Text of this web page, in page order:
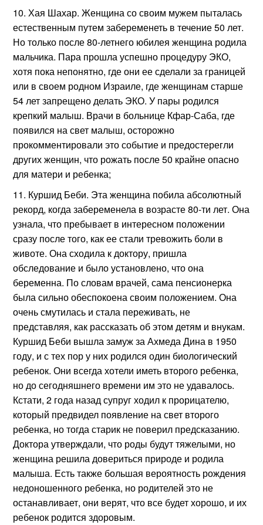
Хая Шахар. Женщина со своим мужем пыталась
естественным путем забеременеть в течение 50 лет.
Но только после 80-летнего юбилея женщина родила
мальчика. Пара прошла успешно процедуру ЭКО,
хотя пока непонятно, где они ее сделали за границей
или в своем родном Израиле, где женщинам старше
54 лет запрещено делать ЭКО. У пары родился
крепкий малыш. Врачи в больнице Кфар-Саба, где
появился на свет малыш, осторожно
прокомментировали это событие и предостерегли
других женщин, что рожать после 50 крайне опасно
для матери и ребенка;
Куршид Беби. Эта женщина побила абсолютный
рекорд, когда забеременела в возрасте 80-ти лет. Она
узнала, что пребывает в интересном положении
сразу после того, как ее стали тревожить боли в
животе. Она сходила к доктору, пришла
обследование и было установлено, что она
беременна. По словам врачей, сама пенсионерка
была сильно обеспокоена своим положением. Она
очень смутилась и стала переживать, не
представляя, как рассказать об этом детям и внукам.
Куршид Беби вышла замуж за Ахмеда Дина в 1950
году, и с тех пор у них родился один биологический
ребенок. Они всегда хотели иметь второго ребенка,
но до сегодняшнего времени им это не удавалось.
Кстати, 2 года назад супруг ходил к прорицателю,
который предвидел появление на свет второго
ребенка, но тогда старик не поверил предсказанию.
Доктора утверждали, что роды будут тяжелыми, но
женщина решила довериться природе и родила
малыша. Есть также большая вероятность рождения
недоношенного ребенка, но родителей это не
останавливает, они верят, что все будет хорошо, и их
ребенок родится здоровым.